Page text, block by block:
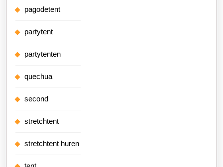
pagodetent
partytent
partytenten
quechua
second
stretchtent
stretchtent huren